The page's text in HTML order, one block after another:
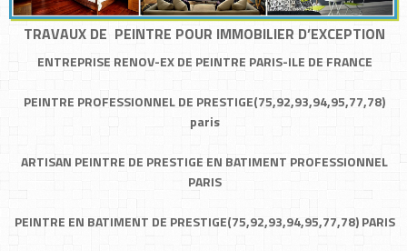
TRAVAUX DE PEINTRE POUR IMMOBILIER D’EXCEPTION
ENTREPRISE RENOV-EX DE PEINTRE PARIS-ILE DE FRANCE
PEINTRE PROFESSIONNEL DE PRESTIGE(75,92,93,94,95,77,78)
paris
ARTISAN PEINTRE DE PRESTIGE EN BATIMENT PROFESSIONNEL
PARIS
PEINTRE EN BATIMENT DE PRESTIGE(75,92,93,94,95,77,78) PARIS